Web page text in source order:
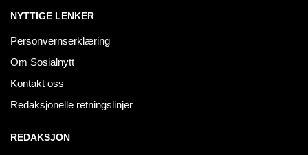
NYTTIGE LENKER
Personvernserklæring
Om Sosialnytt
Kontakt oss
Redaksjonelle retningslinjer
REDAKSJON